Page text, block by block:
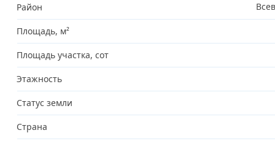
Район
Площадь, м²
Площадь участка, сот
Этажность
Cтатус земли
Страна